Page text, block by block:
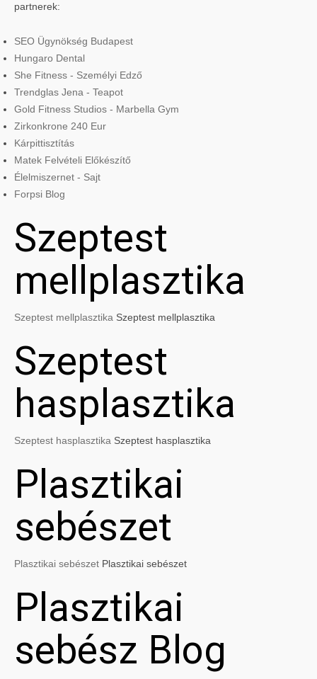
partnerek:
SEO Ügynökség Budapest
Hungaro Dental
She Fitness - Személyi Edző
Trendglas Jena - Teapot
Gold Fitness Studios - Marbella Gym
Zirkonkrone 240 Eur
Kárpittisztítás
Matek Felvételi Előkészítő
Élelmiszernet - Sajt
Forpsi Blog
Szeptest
mellplasztika
Szeptest mellplasztika Szeptest mellplasztika
Szeptest
hasplasztika
Szeptest hasplasztika Szeptest hasplasztika
Plasztikai
sebészet
Plasztikai sebészet Plasztikai sebészet
Plasztikai
sebész Blog